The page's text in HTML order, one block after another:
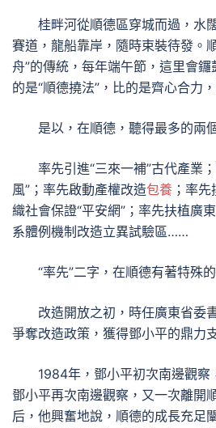
桂畔河從順德區穿城而過，水
賽道，龍船靠岸，隨時束裝待發。
舟”的傳統，每年端午節，這里會鑼
的是“順德撓法”，比的是齊心合力
是以，在順德，聽得最多的兩個
率先引進“三來一補”古代產業；
風”；率先啟動產權改造包養 ；率
織社會保證“平安網”；率先扶植廣
系體例機制改造立異試驗區……
“率先”二字，在順德有著特殊的
改造開放之初，時任廣東省委
爭奪改造政策，獲得鄧小平的鼎力
1984年，鄧小平初次南邊觀察
鄧小平再次南邊觀察，又一次離開
后，他興奮地說，順德的成長充足